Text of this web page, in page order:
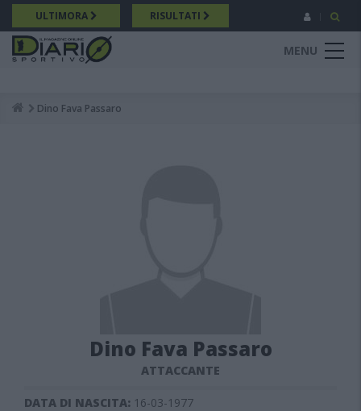
Salta
al
contenuto
principale
ULTIMORA RISULTATI
MENU
Breadcrumb
Dino Fava Passaro
Dino Fava Passaro
ATTACCANTE
DATA DI NASCITA: 16-03-1977